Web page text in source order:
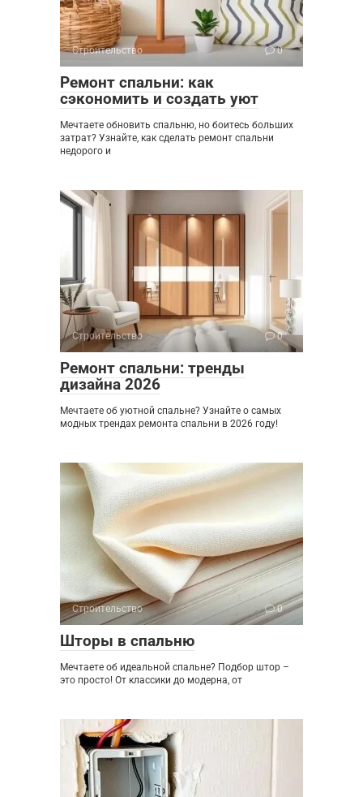
Строительство 0
Ремонт спальни: как
сэкономить и создать уют
Мечтаете обновить спальню, но боитесь больших
затрат? Узнайте, как сделать ремонт спальни
недорого и
Строительство 0
Ремонт спальни: тренды
дизайна 2026
Мечтаете об уютной спальне? Узнайте о самых
модных трендах ремонта спальни в 2026 году!
Строительство 0
Шторы в спальню
Мечтаете об идеальной спальне? Подбор штор –
это просто! От классики до модерна, от